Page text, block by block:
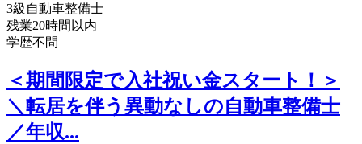
3級自動車整備士
残業20時間以内
学歴不問
＜期間限定で入社祝い金スタート！＞
＼転居を伴う異動なしの自動車整備士
／年収...